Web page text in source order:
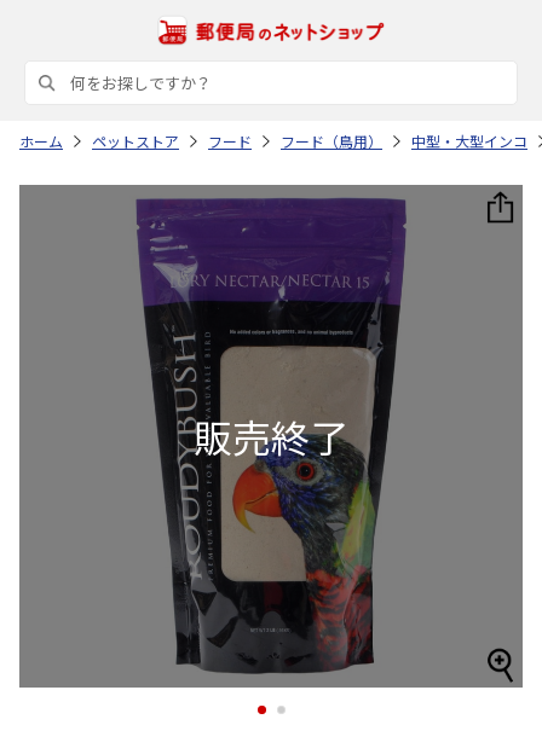
ホーム ペットストア フード フード（鳥用） 中型・大型インコ
1 2